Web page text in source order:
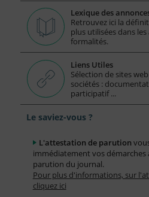
Lexique des
Retrouvez ici la
plus utilisées dans
formalités.
Liens Utiles
Sélection de sites
sociétés :
participatif ...
Le saviez-vous ?
L'attestation de parution
immédiatement vos démarches
parution du journal.
Pour plus d'informations, sur
cliquez ici